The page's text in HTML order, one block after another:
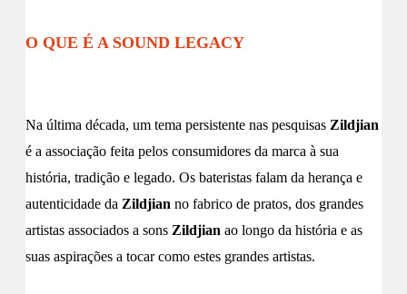
O QUE É A SOUND LEGACY
Na última década, um tema persistente nas pesquisas Zildjian
é a associação feita pelos consumidores da marca à sua
história, tradição e legado. Os bateristas falam da herança e
autenticidade da Zildjian no fabrico de pratos, dos grandes
artistas associados a sons Zildjian ao longo da história e as
suas aspirações a tocar como estes grandes artistas.